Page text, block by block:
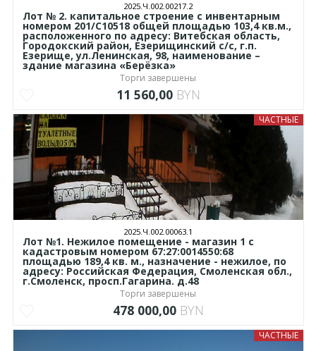
2025.Ч.002.00217.2
Лот № 2. капитальное строение с инвентарным
номером 201/С10518 общей площадью 103,4 кв.м.,
расположенного по адресу: Витебская область,
Городокский район, Езерищинский с/с, г.п.
Езерище, ул.Ленинская, 98, наименование –
здание магазина «Берёзка»
Торги завершены
11 560,00 BYN
ЧАСТНЫЕ
2025.Ч.002.00063.1
Лот №1. Нежилое помещение - магазин 1 с
кадастровым номером 67:27:0014550:68
площадью 189,4 кв. м., назначение - нежилое, по
адресу: Российская Федерация, Смоленская обл.,
г.Смоленск, просп.Гагарина. д.48
Торги завершены
478 000,00 BYN
ЧАСТНЫЕ